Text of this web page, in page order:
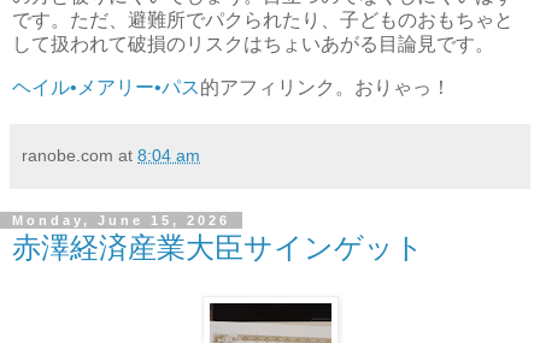
です。ただ、避難所でパクられたり、子どものおもちゃと
して扱われて破損のリスクはちょいあがる目論見です。
ヘイル•メアリー•パス的アフィリンク。おりゃっ！
ranobe.com at 8:04 am
Monday, June 15, 2026
赤澤経済産業大臣サインゲット